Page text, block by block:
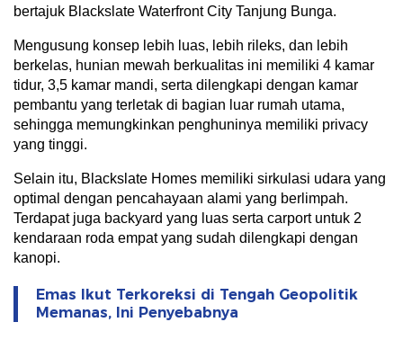
bertajuk Blackslate Waterfront City Tanjung Bunga.
Mengusung konsep lebih luas, lebih rileks, dan lebih
berkelas, hunian mewah berkualitas ini memiliki 4 kamar
tidur, 3,5 kamar mandi, serta dilengkapi dengan kamar
pembantu yang terletak di bagian luar rumah utama,
sehingga memungkinkan penghuninya memiliki privacy
yang tinggi.
Selain itu, Blackslate Homes memiliki sirkulasi udara yang
optimal dengan pencahayaan alami yang berlimpah.
Terdapat juga backyard yang luas serta carport untuk 2
kendaraan roda empat yang sudah dilengkapi dengan
kanopi.
Emas Ikut Terkoreksi di Tengah Geopolitik
Memanas, Ini Penyebabnya